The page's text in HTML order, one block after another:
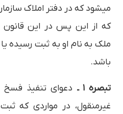
می­شود که در دفتر املاک
که از این پس در این قانون
ملک به نام او به ثبت رسیده
­باشد.
تبصره ۱ ـ
دعوای تنفیذ فسخ
غیرمنقول، در مواردی که